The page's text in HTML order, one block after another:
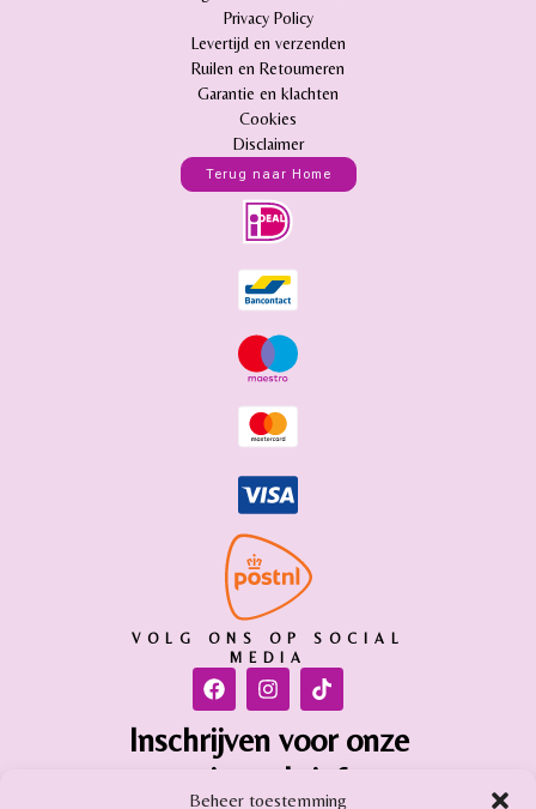
Beheer toestemming
Privacy Policy
Levertijd en verzenden
Ruilen en Retourneren
Garantie en klachten
Cookies
Disclaimer
Terug naar Home
VOLG ONS OP SOCIAL
MEDIA
Inschrijven voor onze
nieuwsbrief